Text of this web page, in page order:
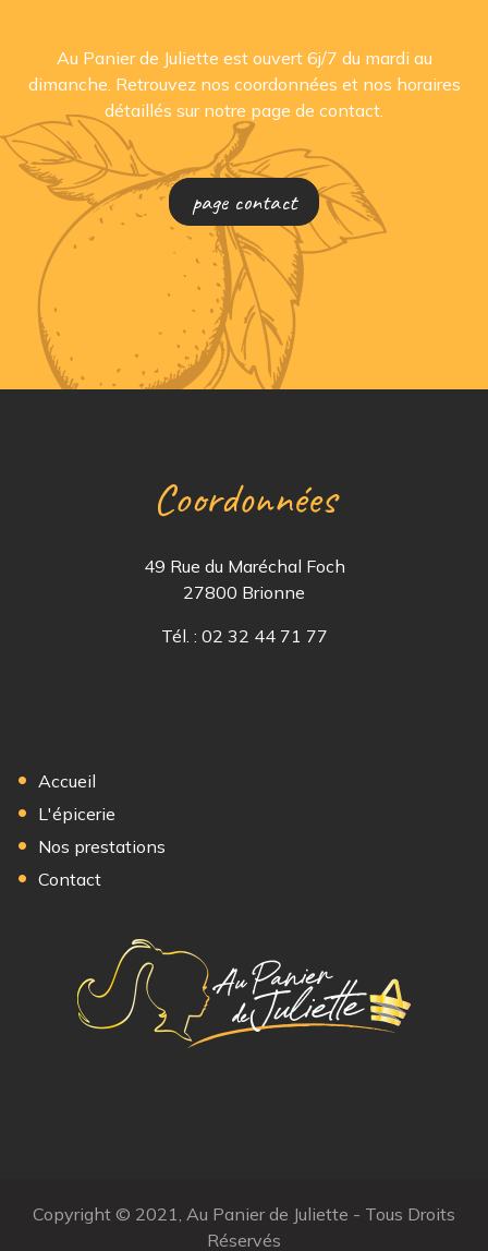
Au Panier de Juliette est ouvert 6j/7 du mardi au
dimanche. Retrouvez nos coordonnées et nos horaires
détaillés sur notre page de contact.
page contact
Coordonnées
49 Rue du Maréchal Foch
27800 Brionne
Tél. : 02 32 44 71 77
Accueil
L'épicerie
Nos prestations
Contact
Copyright © 2021, Au Panier de Juliette - Tous Droits
Réservés